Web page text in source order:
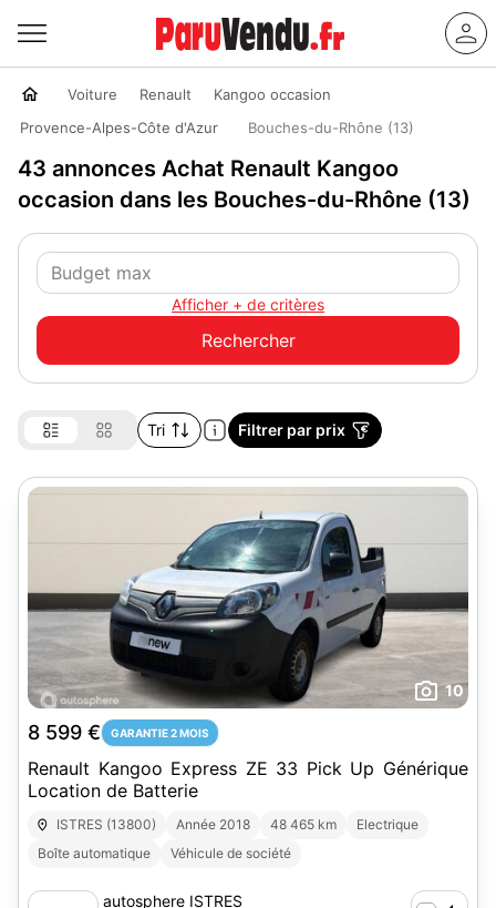
Voiture Renault
Kangoo occasion
Provence-Alpes-Côte d'Azur
Bouches-du-Rhône (13)
43 annonces Achat Renault Kangoo
occasion dans les Bouches-du-Rhône (13)
Afficher + de critères
Tri Filtrer par prix
10
8 599 € GARANTIE 2 MOIS
Renault Kangoo Express ZE 33 Pick Up Générique
Location de Batterie
ISTRES (13800) Année 2018 48 465 km
Electrique
Boîte automatique
Véhicule de société
autosphere ISTRES